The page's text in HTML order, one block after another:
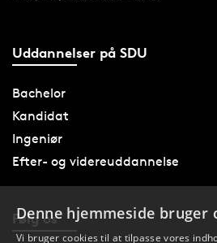
Uddannelser på SDU
Bachelor
Kandidat
Ingeniør
Efter- og videreuddannelse
Følg os
Denne hjemmeside bruger
Vi bruger cookies til at tilpasse vores